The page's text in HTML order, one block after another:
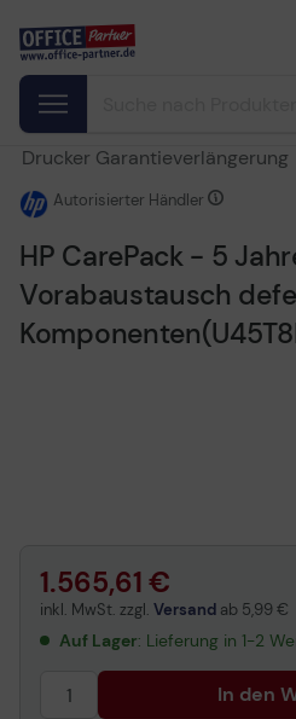
Drucker Garantieverlängerung
HP CarePack - 5
Vorabaustausch
Autorisierter Händler
1.565,61 €
inkl. MwSt. zzgl. Versand ab 5,99 €
Auf Lager: Lieferung in 1-2
In den